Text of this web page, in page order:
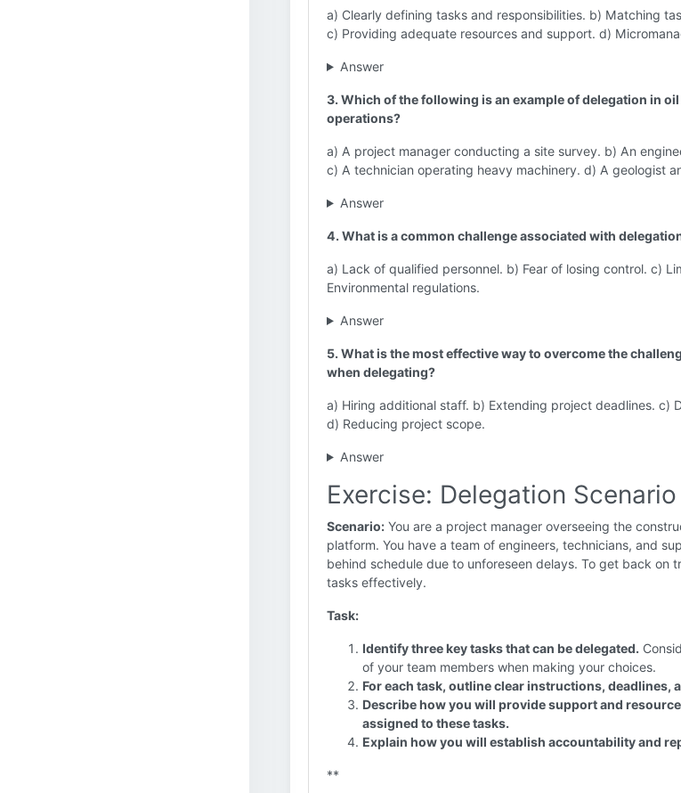
a) Clearly defining tasks and responsibilities. b) Matching
c) Providing adequate resources and support. d)
Answer
3. Which of the following is an example of delegation in
operations?
a) A project manager conducting a site survey. b) An
c) A technician operating heavy machinery. d) A geologist
Answer
4. What is a common challenge associated with
a) Lack of qualified personnel. b) Fear of losing control. c)
Environmental regulations.
Answer
5. What is the most effective way to overcome the
when delegating?
a) Hiring additional staff. b) Extending project deadlines. c)
d) Reducing project scope.
Answer
Exercise: Delegation Scenario
Scenario: You are a project manager overseeing the
platform. You have a team of engineers, technicians, and
behind schedule due to unforeseen delays. To get back on
tasks effectively.
Task:
Identify three key tasks that can be delegated.
of your team members when making your choices.
For each task, outline clear instructions, deadlines,
Describe how you will provide support and
assigned to these tasks.
Explain how you will establish accountability and
**